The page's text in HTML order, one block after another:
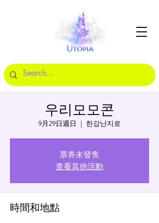
우리모모콘
9月29日週日
  |
한강난지로
票券未發售
查看其他活動
時間和地點